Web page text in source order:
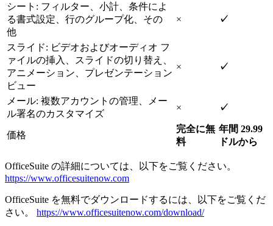
シート: フィルター、小計、条件によ
る書式設定、行のグループ化、その
他
× ✓
スライド: ビデオおよびオーディオ フ
ァイルの挿入、スライドの切り替え、
アニメーション、プレゼンテーション
ビュー
× ✓
メール: 複数アカウントの管理、メー
ル署名のカスタマイズ
× ✓
価格
完全に無
料
年間 29.99
ドルから
OfficeSuite の詳細については、以下をご覧ください。
https://www.officesuitenow.com
OfficeSuite を無料でダウンロードするには、以下をご覧くだ
さい。 https://www.officesuitenow.com/download/